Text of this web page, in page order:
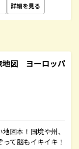
詳細を見る
図 ヨーロッパ
図本！国境や州、
て脳もイキイキ！